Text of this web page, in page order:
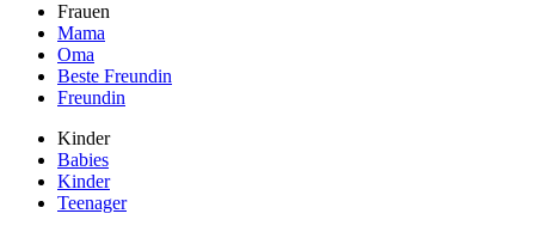
Frauen
Mama
Oma
Beste Freundin
Freundin
Kinder
Babies
Kinder
Teenager